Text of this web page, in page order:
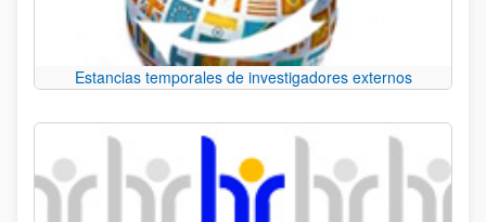
Estancias temporales de investigadores externos